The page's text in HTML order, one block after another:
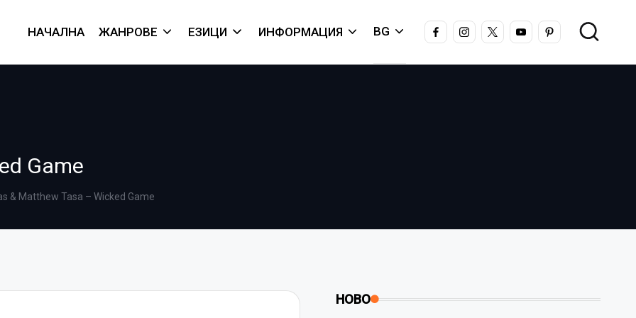
НАЧАЛНА ЖАНРОВЕ ЕЗИЦИ ИНФОРМАЦИЯ BG FACEBOOKINSTAGRAM
X YOUTUBEPINTEREST
Game
& Matthew Tasa – Wicked Game
НОВО